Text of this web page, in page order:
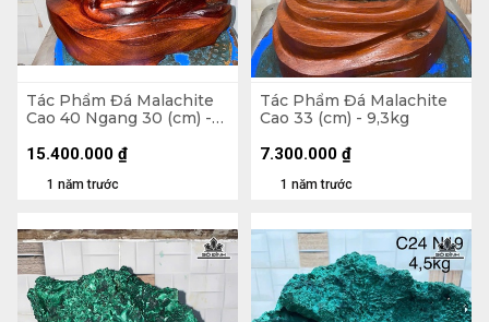
Tác Phẩm Đá Malachite
Cao 40 Ngang 30 (cm) -
1 năm trước
15.400.000 ₫
Tác Phẩm Đá Malachite
Cao 33 (cm) - 9,3kg
1 năm trước
7.300.000 ₫